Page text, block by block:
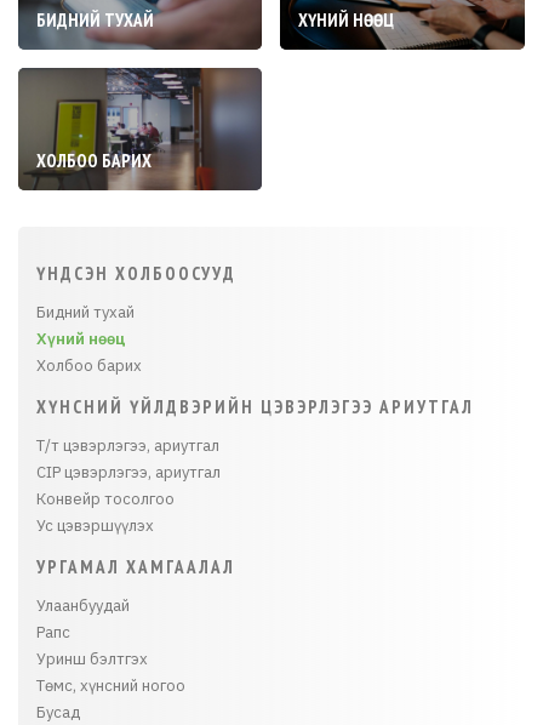
БИДНИЙ ТУХАЙ ХҮНИЙ НӨӨЦ
ХОЛБОО БАРИХ
ҮНДСЭН ХОЛБООСУУД
Бидний тухай
Хүний нөөц
Холбоо барих
ХҮНСНИЙ ҮЙЛДВЭРИЙН ЦЭВЭРЛЭГЭЭ АРИУТГАЛ
Т/т цэвэрлэгээ, ариутгал
CIP цэвэрлэгээ, ариутгал
Конвейр тосолгоо
Ус цэвэршүүлэх
УРГАМАЛ ХАМГААЛАЛ
Улаанбуудай
Рапс
Уринш бэлтгэх
Төмс, хүнсний ногоо
Бусад